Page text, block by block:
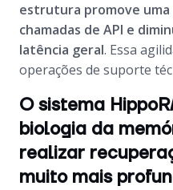
estrutura promove uma
chamadas de API e
latência geral. Essa
operações de suporte
O sistema
biologia da
realizar
muito mais